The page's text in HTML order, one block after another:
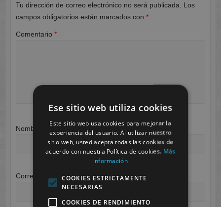
Tu dirección de correo electrónico no será publicada.
Los
campos obligatorios están marcados con *
Comentario *
Nombre
Correo electrónico*
Ese sitio web utiliza cookies
Este sitio web usa cookies para mejorar la
experiencia del usuario. Al utilizar nuestro
sitio web, usted acepta todas las cookies de
acuerdo con nuestra Política de cookies. Más
información
COOKIES ESTRICTAMENTE
NECESARIAS
COOKIES DE RENDIMIENTO